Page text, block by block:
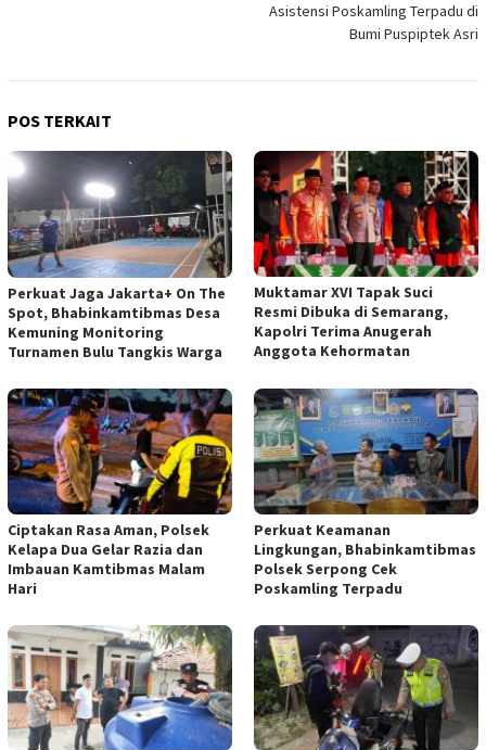
Asistensi Poskamling Terpadu di
Bumi Puspiptek Asri
POS TERKAIT
Perkuat Jaga Jakarta+ On The
Spot, Bhabinkamtibmas Desa
Kemuning Monitoring
Turnamen Bulu Tangkis Warga
Muktamar XVI Tapak Suci
Resmi Dibuka di Semarang,
Kapolri Terima Anugerah
Anggota Kehormatan
Ciptakan Rasa Aman, Polsek
Kelapa Dua Gelar Razia dan
Imbauan Kamtibmas Malam
Hari
Perkuat Keamanan
Lingkungan, Bhabinkamtibmas
Polsek Serpong Cek
Poskamling Terpadu